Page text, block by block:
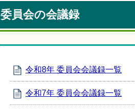
委員会の会議録
令和8年 委員会会議録一覧
令和7年 委員会会議録一覧